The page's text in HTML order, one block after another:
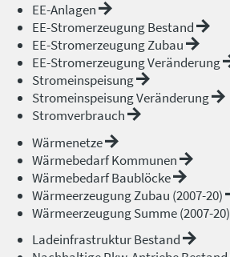
EE-Anlagen
EE-Stromerzeugung Bestand
EE-Stromerzeugung Zubau
EE-Stromerzeugung Veränderung
Stromeinspeisung
Stromeinspeisung Veränderung
Stromverbrauch
Wärmenetze
Wärmebedarf Kommunen
Wärmebedarf Baublöcke
Wärmeerzeugung Zubau (2007-20)
Wärmeerzeugung Summe (2007-20)
Ladeinfrastruktur Bestand